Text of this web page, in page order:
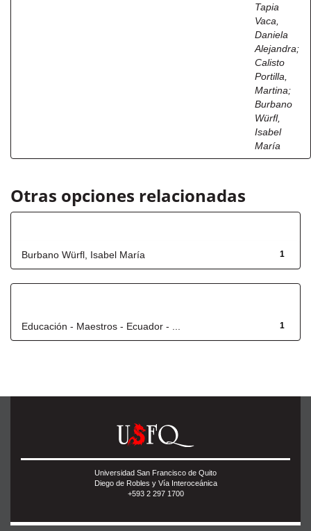
Tapia
Vaca,
Daniela
Alejandra;
Calisto
Portilla,
Martina;
Burbano
Würfl,
Isabel
María
Otras opciones relacionadas
1
Burbano Würfl, Isabel María
1
Educación - Maestros - Ecuador - ...
Universidad San Francisco de Quito
Diego de Robles y Vía Interoceánica
+593 2 297 1700